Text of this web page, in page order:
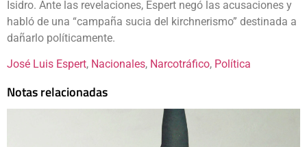
Isidro. Ante las revelaciones, Espert negó las acusaciones y
habló de una “campaña sucia del kirchnerismo” destinada a
dañarlo políticamente.
José Luis Espert, Nacionales, Narcotráfico, Política
Notas relacionadas